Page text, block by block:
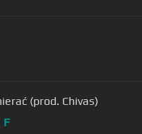
(prod. Chivas)
F